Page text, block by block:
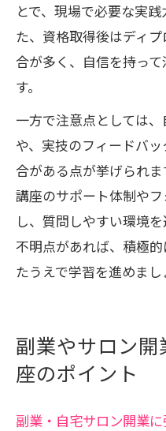
とで、現場で必要な実
た、資格取得後はディ
合が多く、自信を持っ
す。
一方で注意点としては
や、実技のフィードバ
合がある点が挙げられま
講座のサポート体制や
し、質問しやすい環境
不明点があれば、積極
たうえで学習を進めまし
副業やサロン
座のポイント
副業・自宅サロン開業